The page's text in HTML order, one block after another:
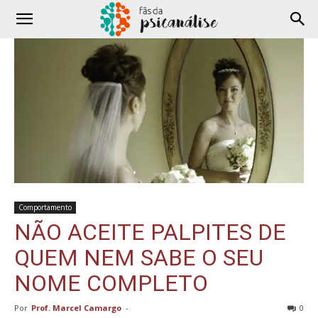
Comportamento
NÃO ACEITE PALPITES DE
QUEM NEM SABE O SEU
NOME COMPLETO
Por Prof. Marcel Camargo - 0